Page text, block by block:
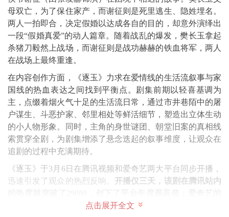
母双亡，为了保住家产，而谢征则是死里逃生、隐姓埋名。
两人一拍即合，决定假婚以达成各自的目的，却意外演绎出
一段“假婚真爱”的动人篇章。随着战乱的爆发，樊长玉拿起
杀猪刀毅然上战场，而谢征则是战功赫赫的铁血将军，两人
在战场上最终重逢。
在内容创作方面，《逐玉》力求在爱情线的生活流叙事与家
国线的热血表达之间找到平衡点。剧集前期以轻喜基调为
主，点缀着烟火气十足的生活流日常，通过市井巷陌中的屠
户谋生、斗恶护家、邻里相处等鲜活细节，塑造出立体生动
的小人物形象。同时，主角的身世谜团、朝堂旧案的真相线
索贯穿全剧，为剧集增添了悬念迭起的叙事维度，让观众在
追剧的过程中充满期待。
《逐玉》于3月6日在腾讯视频和爱奇艺两大平台同步开播，
迅速引发了观众的热烈反响。 开播仅三天，该剧在腾讯站内
热度也同步达到了9500+，双平台均稳居榜首，成为了当之
点击展开全文